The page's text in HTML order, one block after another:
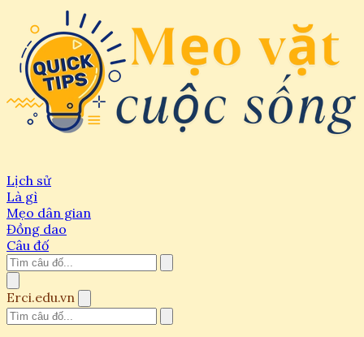
Lịch sử
Là gì
Mẹo dân gian
Đồng dao
Câu đố
Erci.edu.vn